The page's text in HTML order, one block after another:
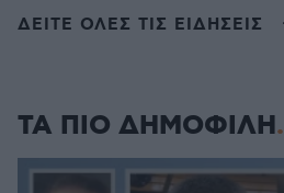
ΔΕΙΤΕ ΟΛΕΣ ΤΙΣ ΕΙΔΗΣΕΙΣ
ΤΑ ΠΙΟ ΔΗΜΟΦΙΛΗ